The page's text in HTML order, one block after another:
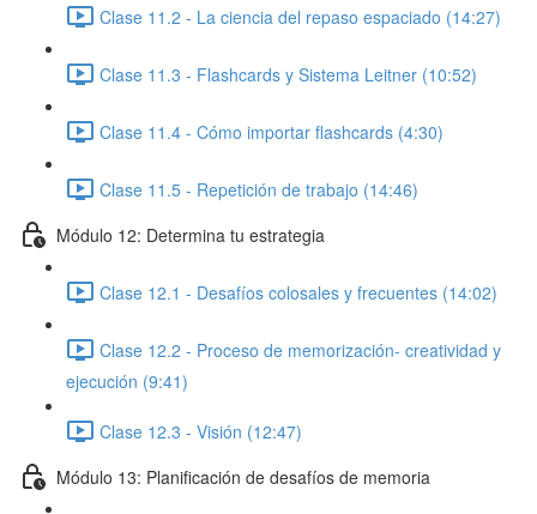
Clase 11.2 - La ciencia del repaso espaciado (14:27)
Clase 11.3 - Flashcards y Sistema Leitner (10:52)
Clase 11.4 - Cómo importar flashcards (4:30)
Clase 11.5 - Repetición de trabajo (14:46)
Módulo 12: Determina tu estrategia
Clase 12.1 - Desafíos colosales y frecuentes (14:02)
Clase 12.2 - Proceso de memorización- creatividad y
ejecución (9:41)
Clase 12.3 - Visión (12:47)
Módulo 13: Planificación de desafíos de memoria